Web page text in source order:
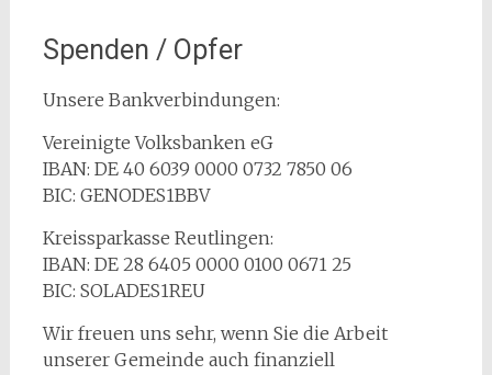
Spenden / Opfer
Unsere Bankverbindungen:
Vereinigte Volksbanken eG
IBAN: DE 40 6039 0000 0732 7850 06
BIC: GENODES1BBV
Kreissparkasse Reutlingen:
IBAN: DE 28 6405 0000 0100 0671 25
BIC: SOLADES1REU
Wir freuen uns sehr, wenn Sie die Arbeit
unserer Gemeinde auch finanziell